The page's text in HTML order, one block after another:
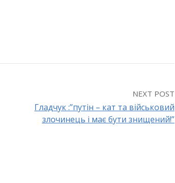
NEXT POST
Гладчук :”путін – кат та військовий
злочинець і має бути знищений!”